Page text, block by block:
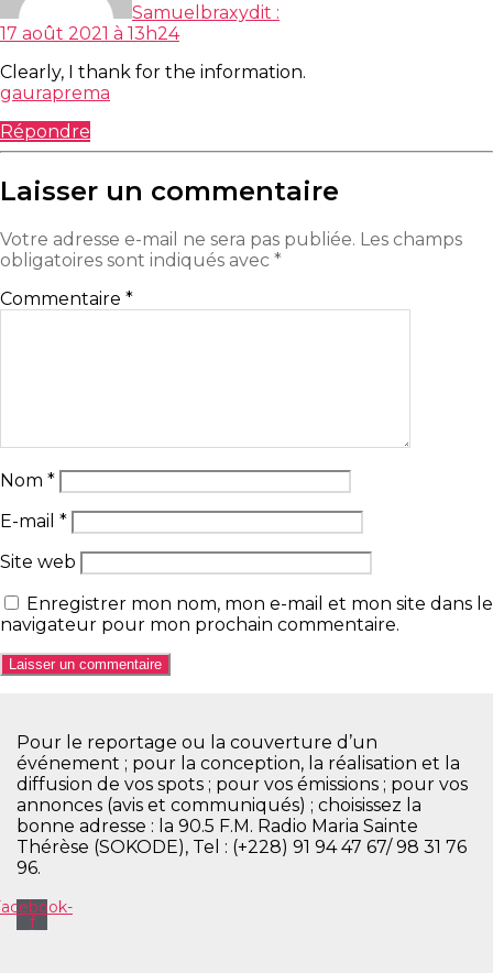
Samuelbraxydit :
17 août 2021 à 13h24
Clearly, I thank for the information.
gauraprema
Répondre
Laisser un commentaire
Votre adresse e-mail ne sera pas publiée. Les champs
obligatoires sont indiqués avec *
Commentaire *
Nom *
E-mail *
Site web
Enregistrer mon nom, mon e-mail et mon site dans le
navigateur pour mon prochain commentaire.
Pour le reportage ou la couverture d’un
événement ; pour la conception, la réalisation et la
diffusion de vos spots ; pour vos émissions ; pour vos
annonces (avis et communiqués) ; choisissez la
bonne adresse : la 90.5 F.M. Radio Maria Sainte
Thérèse (SOKODE), Tel : (+228) 91 94 47 67/ 98 31 76
96.
f